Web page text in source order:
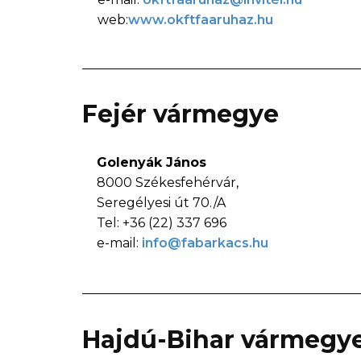
web:www.okftfaaruhaz.hu
Fejér vármegye
Golenyák János
8000 Székesfehérvár,
Seregélyesi út 70./A
Tel: +36 (22) 337 696
e-mail: info@fabarkacs.hu
Hajdú-Bihar